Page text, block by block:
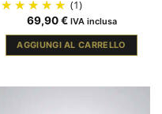
(1)
69,90€ IVA inclusa
AGGIUNGI AL CARRELLO